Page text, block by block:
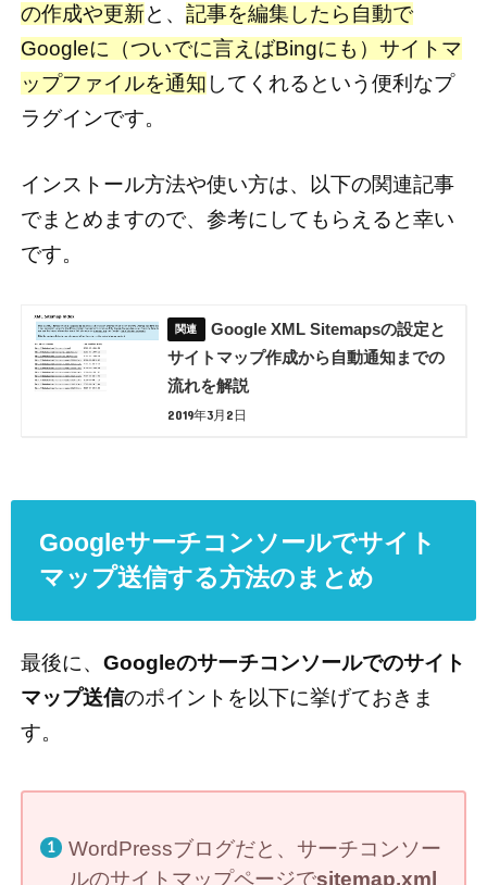
の作成や更新と、 記事を編集したら自動で
Googleに（ついでに言えばBingにも）サイトマ
ップファイルを通知 してくれるという便利なプ
ラグインです。
インストール方法や使い方は、以下の関連記事
でまとめますので、参考にしてもらえると幸い
です。
Google XML Sitemapsの設定と
サイトマップ作成から自動通知までの
流れを解説
2019年3月2日
Googleサーチコンソールでサイト
マップ送信する方法のまとめ
最後に、 Googleのサーチコンソールでのサイト
マップ送信のポイントを以下に挙げておきま
す。
WordPressブログだと、サーチコンソー
ルのサイトマップページでsitemap.xml